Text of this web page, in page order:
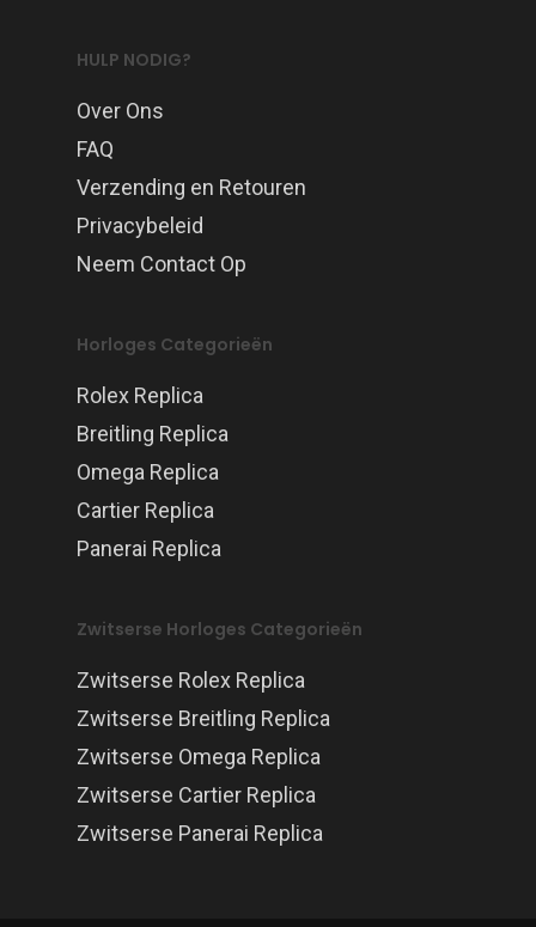
HULP NODIG?
Over Ons
FAQ
Verzending en Retouren
Privacybeleid
Neem Contact Op
Horloges Categorieën
Rolex Replica
Breitling Replica
Omega Replica
Cartier Replica
Panerai Replica
Zwitserse Horloges Categorieën
Zwitserse Rolex Replica
Zwitserse Breitling Replica
Zwitserse Omega Replica
Zwitserse Cartier Replica
Zwitserse Panerai Replica